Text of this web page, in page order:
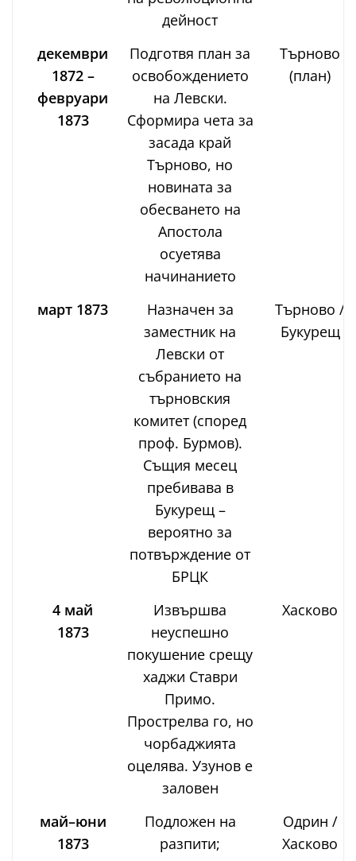
дейност
декември
1872 –
февруари
1873
Подготвя план за
освобождението
на Левски.
Сформира чета за
засада край
Търново, но
новината за
обесването на
Апостола
осуетява
начинанието
Търново
(план)
март 1873
Назначен за
заместник на
Левски от
събранието на
търновския
комитет (според
проф. Бурмов).
Същия месец
пребивава в
Букурещ –
вероятно за
потвърждение от
БРЦК
Търново /
Букурещ
4 май
1873
Извършва
неуспешно
покушение срещу
хаджи Ставри
Примо.
Прострелва го, но
чорбаджията
оцелява. Узунов е
заловен
Хасково
май–юни
1873
Подложен на
разпити;
Одрин /
Хасково